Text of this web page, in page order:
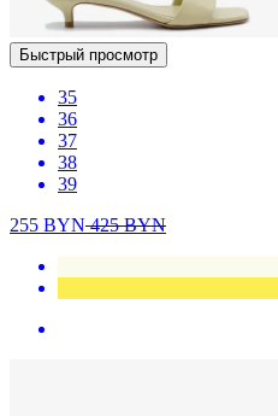
Быстрый просмотр
35
36
37
38
39
255 BYN425BYN